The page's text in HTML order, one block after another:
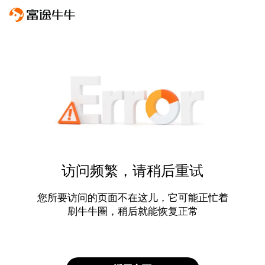
访问频繁，请稍后重试
您所要访问的页面不在这儿，它可能正忙着
刷牛牛圈，稍后就能恢复正常